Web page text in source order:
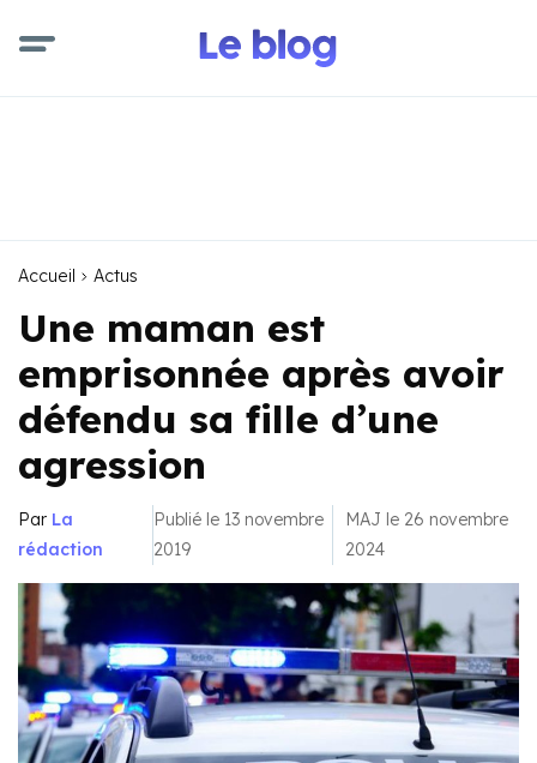
Accueil Actus
Une maman est
emprisonnée après avoir
défendu sa fille d’une
agression
Par La
rédaction
Publié le 13 novembre
2019
MAJ le 26 novembre
2024